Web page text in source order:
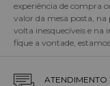
experiência de compra
valor da mesa posta, na
volta inesquecíveis e na
fique a vontade,
ATENDIMENTO